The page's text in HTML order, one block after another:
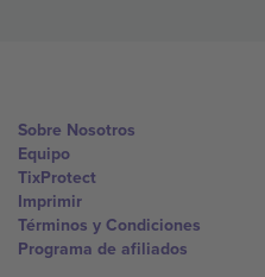
Sobre Nosotros
Equipo
TixProtect
Imprimir
Términos y Condiciones
Programa de afiliados